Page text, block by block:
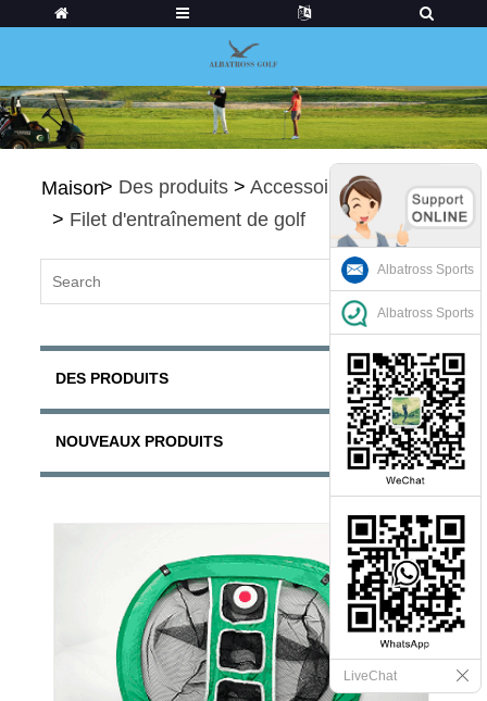
Maison> Des produits >Accessoires de golf
> Filet d'entraînement de golf
DES PRODUITS
NOUVEAUX PRODUITS
Albatross Sports
Albatross Sports
LiveChat